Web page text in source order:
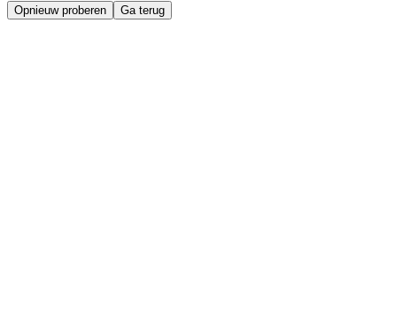
Opnieuw proberen Ga terug